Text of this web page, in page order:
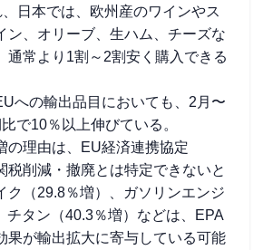
日本では、欧州産のワインやス
ン、オリーブ、生ハム、チーズな
通常より1割～2割安く購入できる
への輸出品目においても、2月〜
で10％以上伸びている。
の理由は、EU経済連携協定
税削減・撤廃とは特定できないと
ク（29.8％増）、ガソリンエンジ
チタン（40.3％増）などは、EPA
果が輸出拡大に寄与している可能